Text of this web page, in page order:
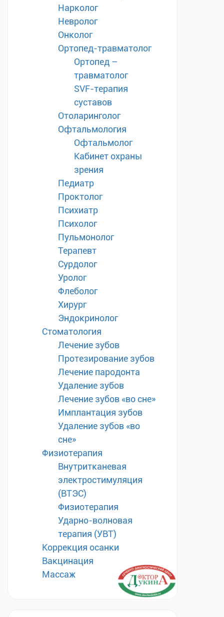
Нарколог
Невролог
Онколог
Ортопед-травматолог
Ортопед –
травматолог
SVF-терапия
суставов
Отоларинголог
Офтальмология
Офтальмолог
Кабинет охраны
зрения
Педиатр
Проктолог
Психиатр
Психолог
Пульмонолог
Терапевт
Сурдолог
Уролог
Флеболог
Хирург
Эндокринолог
Стоматология
Лечение зубов
Протезирование зубов
Лечение пародонта
Удаление зубов
Лечение зубов «во сне»
Имплантация зубов
Удаление зубов «во
сне»
Физиотерапия
Внутритканевая
электростимуляция
(ВТЭС)
Физиотерапия
Ударно-волновая
терапия (УВТ)
Коррекция осанки
Вакцинация
Массаж